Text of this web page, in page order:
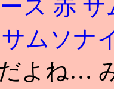
ス 赤 サ
サムソナ
よね…